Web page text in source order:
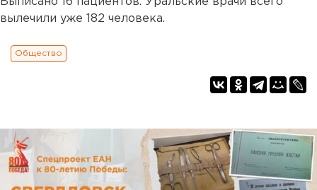
вылечили уже 182 человека.
Общество